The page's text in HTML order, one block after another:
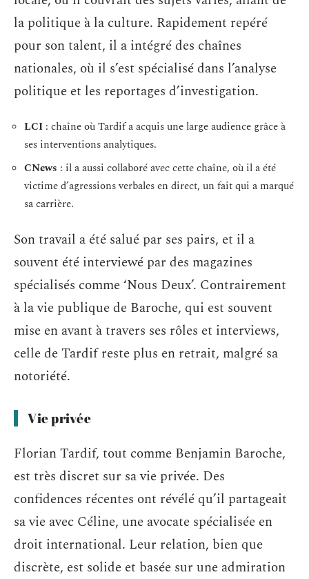
la politique à la culture. Rapidement repéré
pour son talent, il a intégré des chaînes
nationales, où il s’est spécialisé dans l’analyse
politique et les reportages d’investigation.
LCI : chaîne où Tardif a acquis une large audience grâce à
ses interventions analytiques.
CNews : il a aussi collaboré avec cette chaîne, où il a été
victime d’agressions verbales en direct, un fait qui a marqué
sa carrière.
Son travail a été salué par ses pairs, et il a
souvent été interviewé par des magazines
spécialisés comme ‘Nous Deux’. Contrairement
à la vie publique de Baroche, qui est souvent
mise en avant à travers ses rôles et interviews,
celle de Tardif reste plus en retrait, malgré sa
notoriété.
Vie privée
Florian Tardif, tout comme Benjamin Baroche,
est très discret sur sa vie privée. Des
confidences récentes ont révélé qu’il partageait
sa vie avec Céline, une avocate spécialisée en
droit international. Leur relation, bien que
discrète, est solide et basée sur une admiration